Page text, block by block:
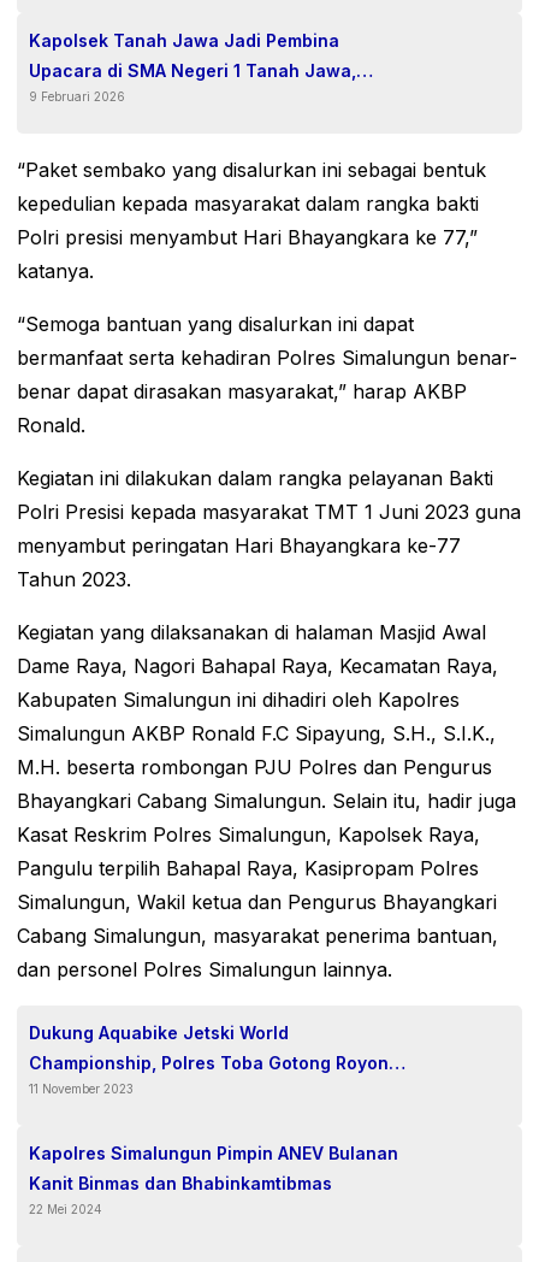
Kapolsek Tanah Jawa Jadi Pembina
Upacara di SMA Negeri 1 Tanah Jawa,
Wujudkan Polisi Go to School
9 Februari 2026
“Paket sembako yang disalurkan ini sebagai bentuk
kepedulian kepada masyarakat dalam rangka bakti
Polri presisi menyambut Hari Bhayangkara ke 77,”
katanya.
“Semoga bantuan yang disalurkan ini dapat
bermanfaat serta kehadiran Polres Simalungun benar-
benar dapat dirasakan masyarakat,” harap AKBP
Ronald.
Kegiatan ini dilakukan dalam rangka pelayanan Bakti
Polri Presisi kepada masyarakat TMT 1 Juni 2023 guna
menyambut peringatan Hari Bhayangkara ke-77
Tahun 2023.
Kegiatan yang dilaksanakan di halaman Masjid Awal
Dame Raya, Nagori Bahapal Raya, Kecamatan Raya,
Kabupaten Simalungun ini dihadiri oleh Kapolres
Simalungun AKBP Ronald F.C Sipayung, S.H., S.I.K.,
M.H. beserta rombongan PJU Polres dan Pengurus
Bhayangkari Cabang Simalungun. Selain itu, hadir juga
Kasat Reskrim Polres Simalungun, Kapolsek Raya,
Pangulu terpilih Bahapal Raya, Kasipropam Polres
Simalungun, Wakil ketua dan Pengurus Bhayangkari
Cabang Simalungun, masyarakat penerima bantuan,
dan personel Polres Simalungun lainnya.
Dukung Aquabike Jetski World
Championship, Polres Toba Gotong Royong
Bersihkan Venue
11 November 2023
Kapolres Simalungun Pimpin ANEV Bulanan
Kanit Binmas dan Bhabinkamtibmas
22 Mei 2024